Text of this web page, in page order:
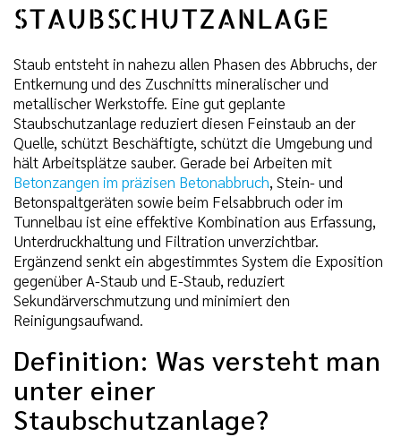
STAUBSCHUTZANLAGE
Staub entsteht in nahezu allen Phasen des Abbruchs, der
Entkernung und des Zuschnitts mineralischer und
metallischer Werkstoffe. Eine gut geplante
Staubschutzanlage reduziert diesen Feinstaub an der
Quelle, schützt Beschäftigte, schützt die Umgebung und
hält Arbeitsplätze sauber. Gerade bei Arbeiten mit
Betonzangen im präzisen Betonabbruch, Stein- und
Betonspaltgeräten sowie beim Felsabbruch oder im
Tunnelbau ist eine effektive Kombination aus Erfassung,
Unterdruckhaltung und Filtration unverzichtbar.
Ergänzend senkt ein abgestimmtes System die Exposition
gegenüber A-Staub und E-Staub, reduziert
Sekundärverschmutzung und minimiert den
Reinigungsaufwand.
Definition: Was versteht man
unter einer
Staubschutzanlage?